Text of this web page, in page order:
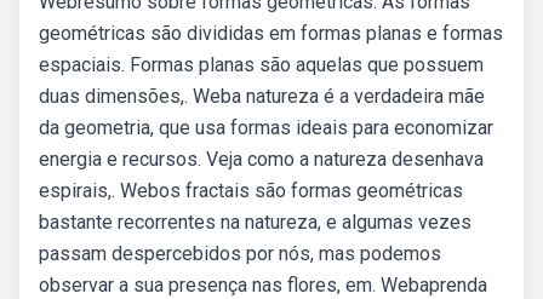
geométricas são divididas em formas planas e formas
espaciais. Formas planas são aquelas que possuem
duas dimensões,. Weba natureza é a verdadeira mãe
da geometria, que usa formas ideais para economizar
energia e recursos. Veja como a natureza desenhava
espirais,. Webos fractais são formas geométricas
bastante recorrentes na natureza, e algumas vezes
passam despercebidos por nós, mas podemos
observar a sua presença nas flores, em. Webaprenda